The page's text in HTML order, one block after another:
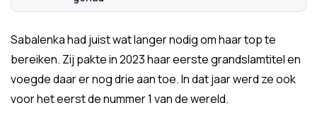
Sabalenka had juist wat langer nodig om haar top te
bereiken. Zij pakte in 2023 haar eerste grandslamtitel en
voegde daar er nog drie aan toe. In dat jaar werd ze ook
voor het eerst de nummer 1 van de wereld.